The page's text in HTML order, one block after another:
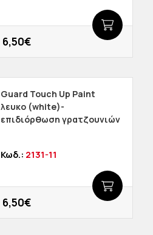
6,50€
Guard Touch Up Paint
λευκο (white)-
επιδιόρθωση γρατζουνιών
Κωδ.: 2131-11
6,50€